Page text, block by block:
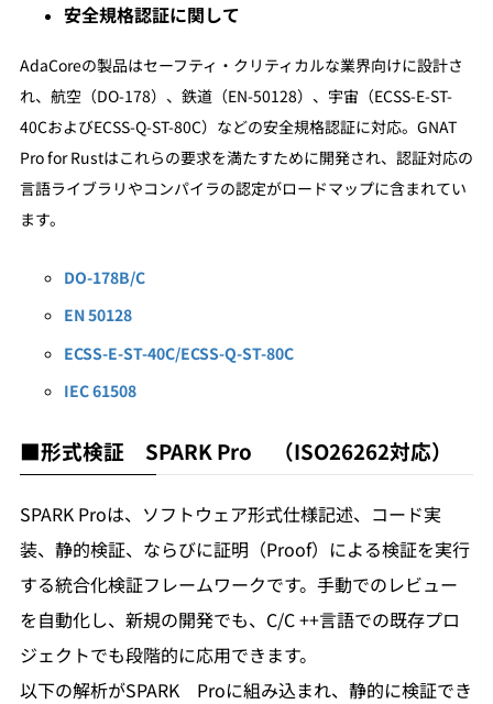
安全規格認証に関して
AdaCoreの製品はセーフティ・クリティカルな業界向けに設計さ
れ、航空（DO-178）、鉄道（EN-50128）、宇宙（ECSS-E-ST-
40CおよびECSS-Q-ST-80C）などの安全規格認証に対応。GNAT
Pro for Rustはこれらの要求を満たすために開発され、認証対応の
言語ライブラリやコンパイラの認定がロードマップに含まれてい
ます。
DO-178B/C
EN 50128
ECSS-E-ST-40C/ECSS-Q-ST-80C
IEC 61508
■形式検証 SPARK Pro （ISO26262対応）
SPARK Proは、ソフトウェア形式仕様記述、コード実
装、静的検証、ならびに証明（Proof）による検証を実行
する統合化検証フレームワークです。手動でのレビュー
を自動化し、新規の開発でも、C/C ++言語での既存プロ
ジェクトでも段階的に応用できます。
以下の解析がSPARK Proに組み込まれ、静的に検証でき